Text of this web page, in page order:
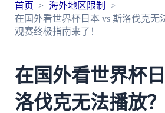
首页
海外地区限制
在国外看世界杯日本 vs 斯洛伐克无
观赛终极指南来了！
在国外看世界杯
洛伐克无法播放